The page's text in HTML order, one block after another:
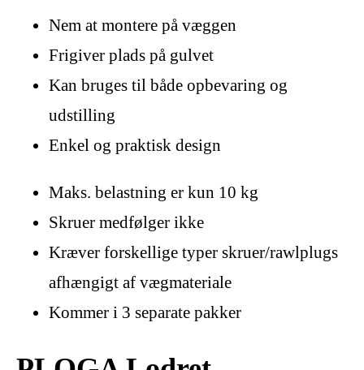
Nem at montere på væggen
Frigiver plads på gulvet
Kan bruges til både opbevaring og
udstilling
Enkel og praktisk design
Maks. belastning er kun 10 kg
Skruer medfølger ikke
Kræver forskellige typer skruer/rawlplugs
afhængigt af vægmateriale
Kommer i 3 separate pakker